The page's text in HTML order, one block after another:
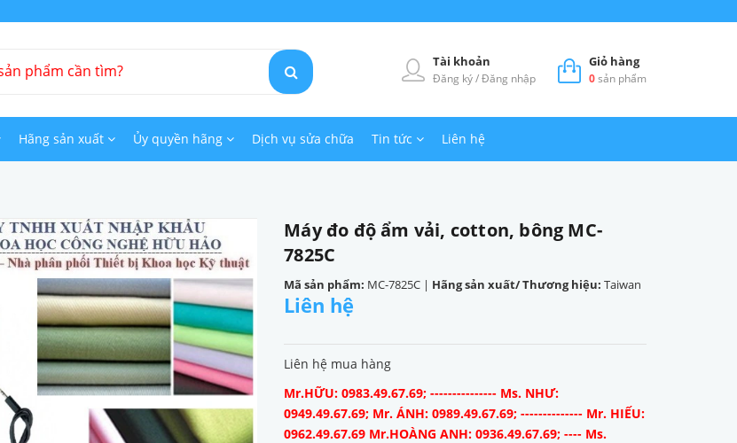
Giỏ hàng
0sản phẩm
Tài khoản
Đăng ký/Đăng nhập
Hãng sản xuất Ủy quyền hãng Dịch vụ sửa chữa Tin tức Liên hệ
Máy đo độ ẩm vải, cotton, bông MC-
7825C
Mã sản phẩm: MC-7825C | Hãng sản xuất/ Thương hiệu:Taiwan
Liên hệ
Liên hệ mua hàng
Mr.HỮU: 0983.49.67.69; --------------- Ms. NHƯ:
0949.49.67.69; Mr. ÁNH: 0989.49.67.69; -------------- Mr. HIẾU:
0962.49.67.69 Mr.HOÀNG ANH: 0936.49.67.69; ---- Ms.